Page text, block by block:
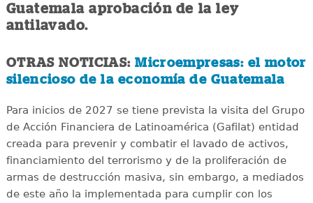
Guatemala aprobación de la ley
antilavado.
OTRAS NOTICIAS:Microempresas: el motor
silencioso de la economía de Guatemala
Para inicios de 2027 se tiene prevista la visita del Grupo
de Acción Financiera de Latinoamérica (Gafilat) entidad
creada para prevenir y combatir el lavado de activos,
financiamiento del terrorismo y de la proliferación de
armas de destrucción masiva, sin embargo, a mediados
de este año la implementada para cumplir con los